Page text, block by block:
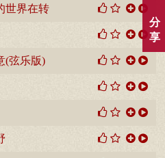
世界在转
(弦乐版)
分
享